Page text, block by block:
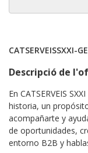
CATSERVEISSXXI-
Descripció de
En CATSERVEIS
historia, un
acompañarte y
de oportunidades,
entorno B2B y